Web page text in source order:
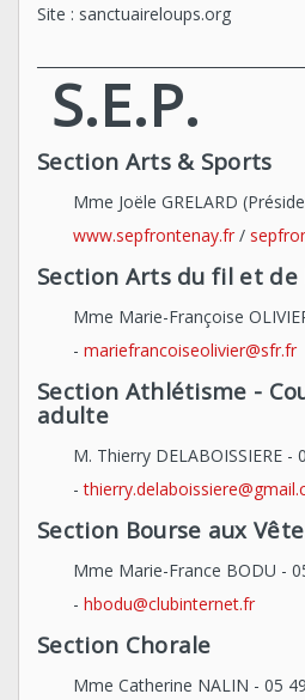
Site : sanctuaireloups.org
S.E.P.
Section Arts & Sports
Mme Joële GRELARD
www.sepfrontenay.fr /
Section Arts du fil et de
Mme Marie-Françoise
- mariefrancoiseolivier@sfr.fr
Section Athlétisme -
adulte
M. Thierry DELABOISSIERE -
-
Section Bourse aux
Mme Marie-France BODU -
- hbodu@clubinternet.fr
Section Chorale
Mme Catherine NALIN - 05